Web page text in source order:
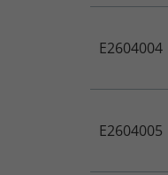
E2604004
E2604005